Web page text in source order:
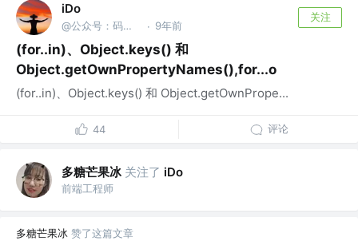
iDo
@公众号：码中仙 · 9年前
关注
(for..in)、Object.keys() 和
Object.getOwnPropertyNames(),for...o
(for..in)、Object.keys() 和 Object.getOwnPrope...
44 评论
多糖芒果冰 关注了 iDo
前端工程师
多糖芒果冰 赞了这篇文章